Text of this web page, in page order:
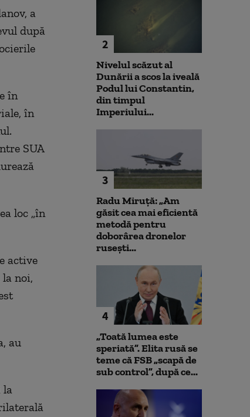
a
după
în
în
SUA
loc „în
active
noi,
au
la
2
Nivelul scăzut al
Dunării a scos la iveală
Podul lui Constantin,
din timpul
Imperiului...
3
Radu Miruță: „Am
găsit cea mai eficientă
metodă pentru
doborârea dronelor
rusești...
4
„Toată lumea este
speriată”. Elita rusă se
teme că FSB „scapă de
sub control”, după ce...